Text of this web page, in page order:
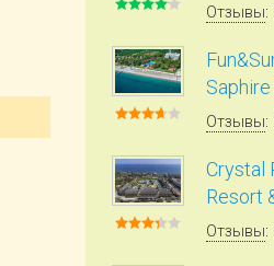
Отзывы:
Отзывы:
Crystal
Resort
Отзывы: